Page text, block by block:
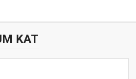
KAT